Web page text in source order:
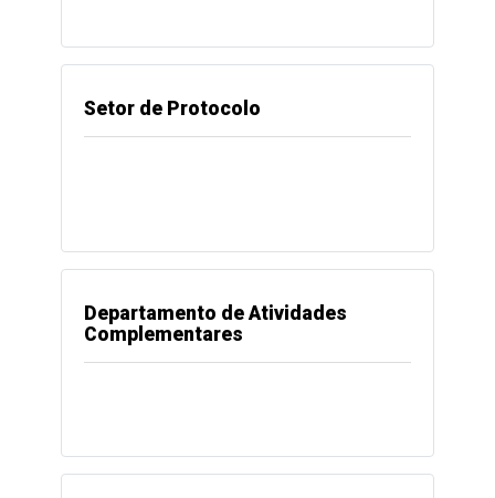
Setor de Protocolo
Departamento de Atividades
Complementares